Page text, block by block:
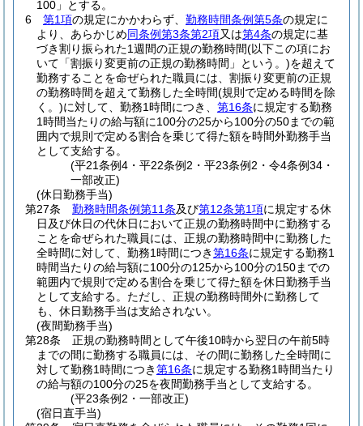
100」とする。
6
第1項の規定にかかわらず、 勤務時間条例第5条の規定に
より、あらかじめ同条例第3条第2項又は第4条の規定に基
づき割り振られた1週間の正規の勤務時間(以下この項にお
いて「割振り変更前の正規の勤務時間」という。)を超えて
勤務することを命ぜられた職員には、割振り変更前の正規
の勤務時間を超えて勤務した全時間(規則で定める時間を除
く。)に対して、勤務1時間につき、 第16条に規定する勤務
1時間当たりの給与額に100分の25から100分の50までの範
囲内で規則で定める割合を乗じて得た額を時間外勤務手当
として支給する。
(平21条例4・平22条例2・平23条例2・令4条例34・
一部改正)
(休日勤務手当)
第27条
勤務時間条例第11条及び第12条第1項に規定する休
日及び休日の代休日において正規の勤務時間中に勤務する
ことを命ぜられた職員には、正規の勤務時間中に勤務した
全時間に対して、勤務1時間につき第16条に規定する勤務1
時間当たりの給与額に100分の125から100分の150までの
範囲内で規則で定める割合を乗じて得た額を休日勤務手当
として支給する。 ただし、正規の勤務時間外に勤務して
も、休日勤務手当は支給されない。
(夜間勤務手当)
第28条
正規の勤務時間として午後10時から翌日の午前5時
までの間に勤務する職員には、その間に勤務した全時間に
対して勤務1時間につき第16条に規定する勤務1時間当たり
の給与額の100分の25を夜間勤務手当として支給する。
(平23条例2・一部改正)
(宿日直手当)